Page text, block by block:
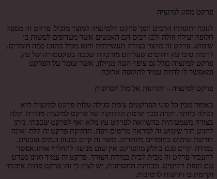
פרקט מסוג למינציה
לנוכח יתונותיו הרבים הפך פרקט הלמינציה למוצר מוביל. פרקט זה מספק
חלופה יעילה וזולה ולכן רבים הם האנשים אשר מעדיפים לעשות בו
שימוש. פרקט זה מיוצר בצורה תעשייתית והוא מכיל בתוכו כמה חומרים,
לרבות סיבי עץ דחוסים שעליהם מודבקת שכבה בטקסטורה של עץ.
פרקט למינציה כולל גם ציפוי הגנה מניילון, אשר שומר על הפרקט
ומאפשר לו להיות עמיד לתקופה ארוכה
פרקט למינציה – יתרונות אל מול חסרונות
כאמור מבין כל סוגי הפרקטים צומת סגולה עלות פרקט למינציה היא
הזולה ביותר. יתרה מכך שיטת ההתקנה של פרקט למינציה מהירה וקלה
בצורה משמעותית בהשוואה לפרקט עץ מלא ואף לפרקט שכבתי. ניתן
להגיע תוך שימוש זה למראה מרשים ויפה. תחזוקת פרקט זה קלה ואינה
דורשת שימוש בחומרים מיוחדים. מוצר זה קיים במגוון דגמים וצבעים.
במידה וקיים פגם בחלק מהפרקט אין שום מניעה להחליף אותו.אפשר
להעביר פרקט זה מבית לבית במידת הצורך. פרקט זה עמיד ואינו נשרט
עם תזוזת רהיטים. מבחינת החסרונות, יש לציין כי זהו פרקט פחות איכותי
וקיימת בו רגישות לרטיבות.